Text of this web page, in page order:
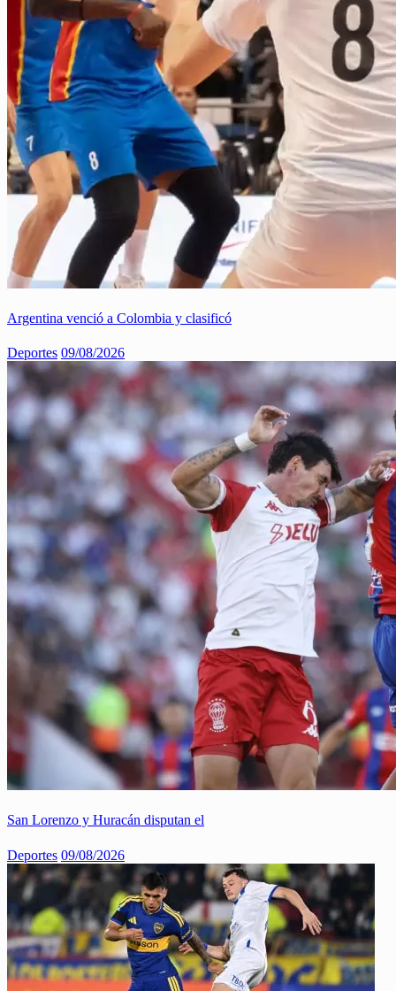
Argentina venció a Colombia y clasificó
Deportes 09/08/2026
San Lorenzo y Huracán disputan el
Deportes 09/08/2026